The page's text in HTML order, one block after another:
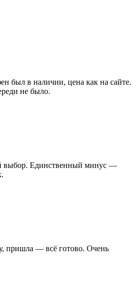
был в наличии, цена как на сайте.
не было.
выбор. Единственный минус —
пришла — всё готово. Очень